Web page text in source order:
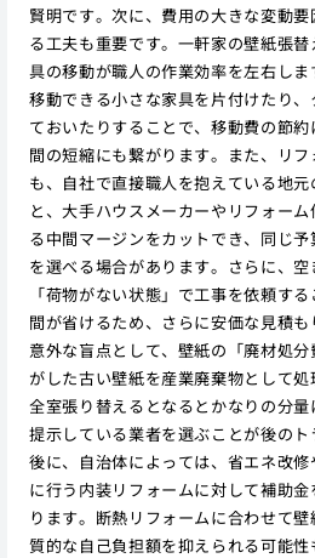
賢明です。次に、費用の大きな変動
る工夫も重要です。一軒家の壁紙張
具の移動が職人の作業効率を左右し
移動できる小さな家具を片付けたり
ておいたりすることで、移動費の節
間の短縮にも繋がります。また、リ
も、自社で直接職人を抱えている地
と、大手ハウスメーカーやリフォー
る中間マージンをカットでき、同じ
を選べる場合があります。さらに、
「荷物がない状態」で工事を依頼す
間が省けるため、さらに安価な見積も
意外な盲点として、壁紙の「廃材処
がした古い壁紙を産業廃棄物として処
全室張り替えるとなるとかなりの分
提示している業者を選ぶことが後の
後に、自治体によっては、省エネ改
に行う内装リフォームに対して補助
ります。断熱リフォームに合わせて
質的な自己負担額を抑えられる可能